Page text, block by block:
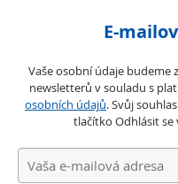
E-
Vaše osobní údaje budeme
newsletterů v souladu s
osobních údajů. Svůj
tlačítko Odhlásit se